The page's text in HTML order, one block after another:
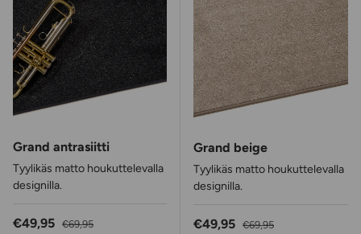
Grand antrasiitti
Tyylikäs matto houkuttelevalla
designilla.
Alennushinta
€49,95 Normaalihinta
€69,95
Grand beige
Tyylikäs matto houkuttelevalla
designilla.
Alennushinta
€49,95 Normaalihinta
€69,95